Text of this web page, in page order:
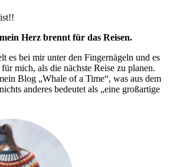
Herz brennt für das Reisen.
es bei mir unter den Fingernägeln und es
mich, als die nächste Reise zu planen.
Blog „Whale of a Time“, was aus dem
anderes bedeutet als „eine großartige